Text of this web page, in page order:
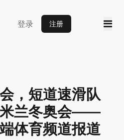
登录 注册
，短道速滑队
米兰冬奥会——
体育频道报道